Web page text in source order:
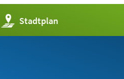
Stadtplan
(Öffnet
in
einem